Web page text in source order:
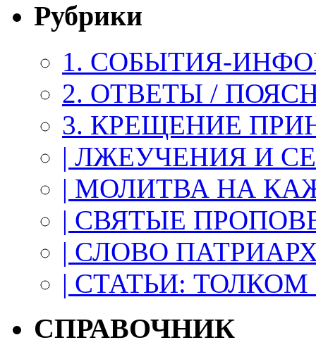
Рубрики
1. СОБЫТИЯ-
2. ОТВЕТЫ /
3. КРЕЩЕНИЕ
| ЛЖЕУЧЕНИЯ И
| МОЛИТВА НА
| СВЯТЫЕ
| СЛОВО
| СТАТЬИ: ТОЛКОМ
СПРАВОЧНИК